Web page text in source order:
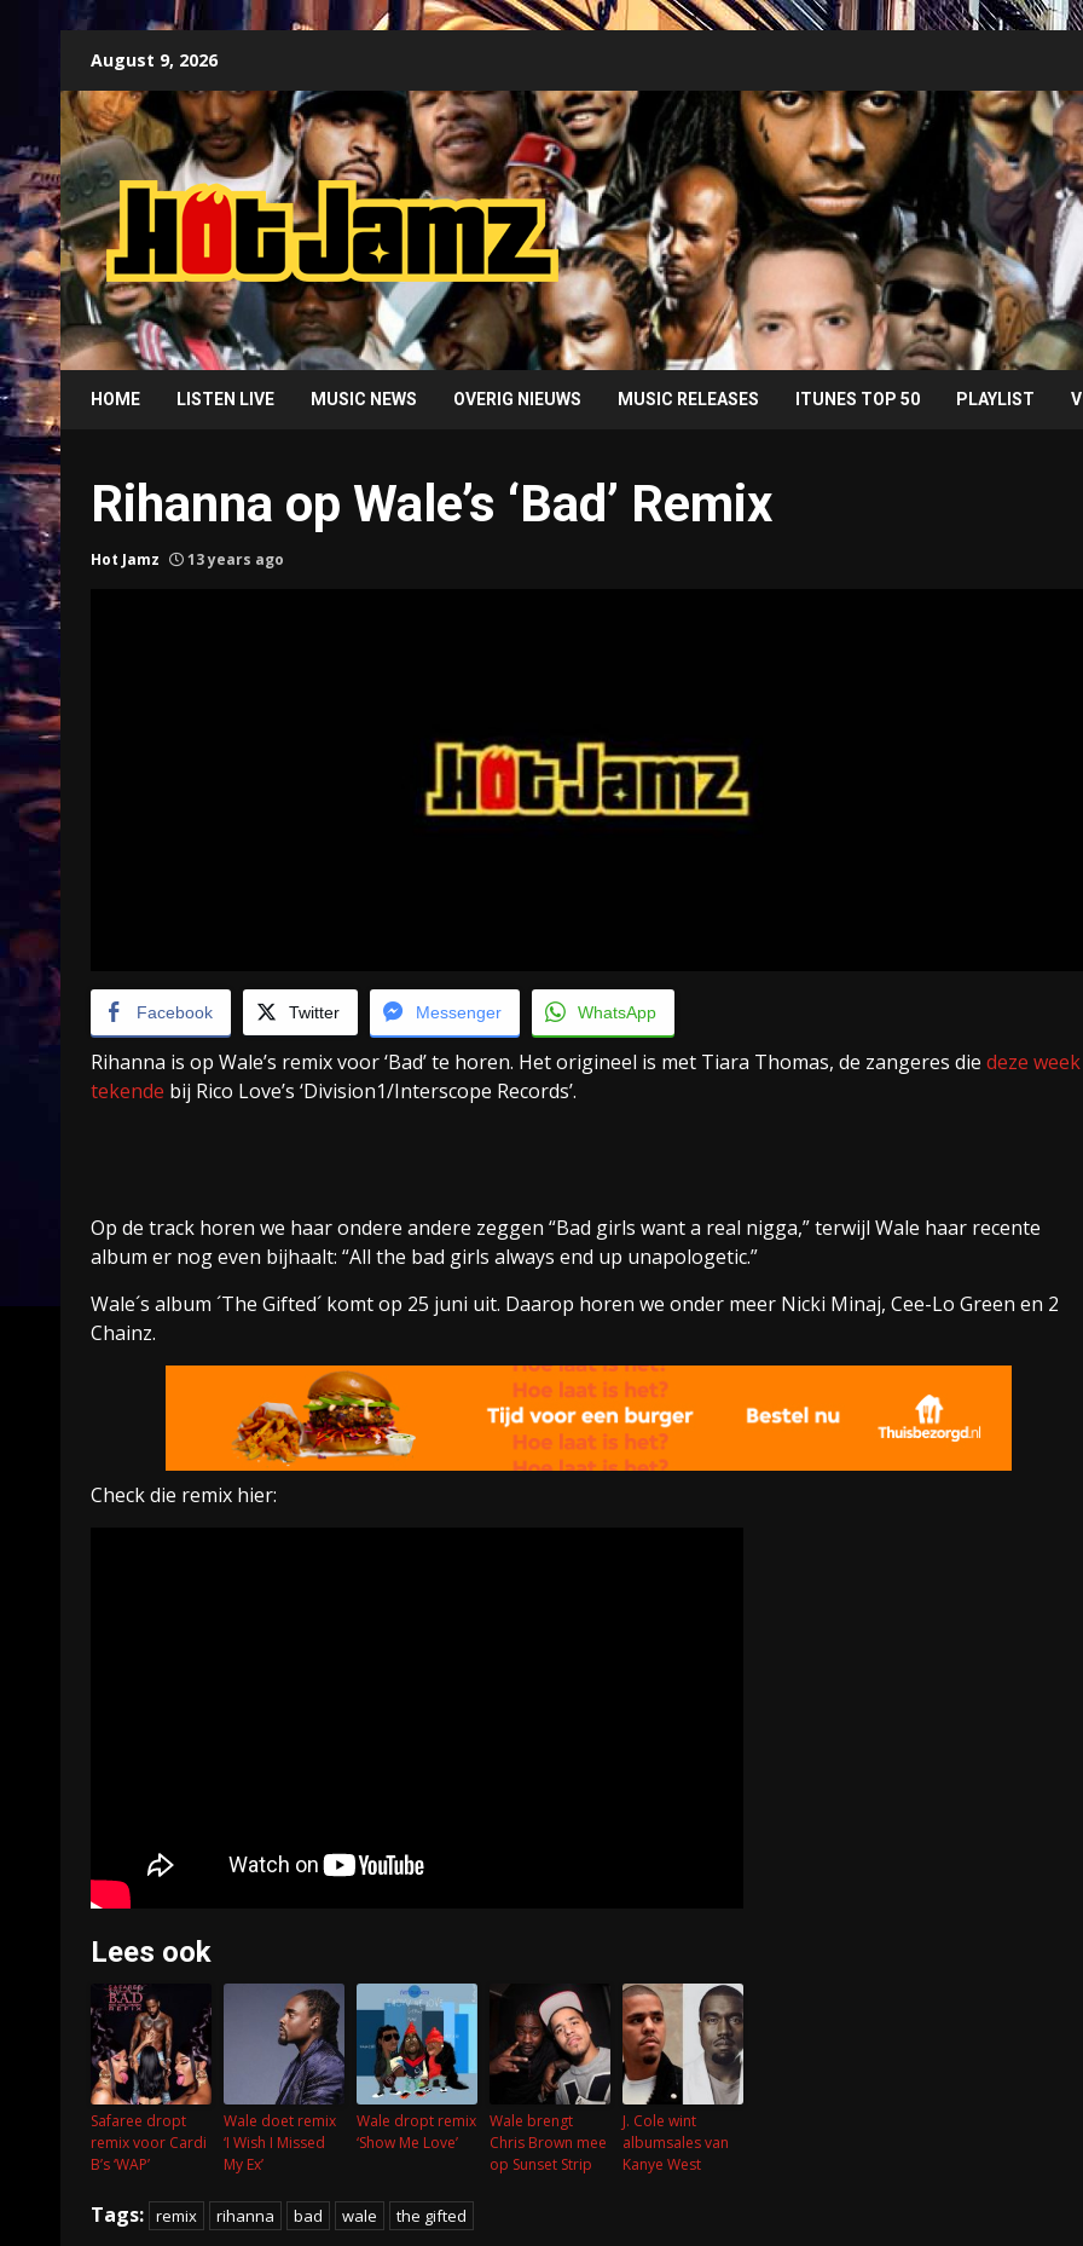
content
August 9, 2026
HOME LISTEN LIVE MUSIC NEWS OVERIG NIEUWS MUSIC RELEASES ITUNES TOP 50 PLAYLIST
Rihanna op Wale’s ‘Bad’ Remix
Hot Jamz 13 years ago
Facebook Twitter Messenger WhatsApp
Rihanna is op Wale’s remix voor ‘Bad’ te horen. Het origineel is met Tiara Thomas, de zangeres die deze week
tekende bij Rico Love’s ‘Division1/Interscope Records’.
Op de track horen we haar ondere andere zeggen “Bad girls want a real nigga,” terwijl Wale haar recente
album er nog even bijhaalt: “All the bad girls always end up unapologetic.”
Wale´s album ´The Gifted´ komt op 25 juni uit. Daarop horen we onder meer Nicki Minaj, Cee-Lo Green en 2
Chainz.
Check die remix hier:
Lees ook
Safaree dropt
remix voor Cardi
B’s ‘WAP’
Wale doet remix
‘I Wish I Missed
My Ex’
Wale dropt remix
‘Show Me Love’
Wale brengt
Chris Brown mee
op Sunset Strip
J. Cole wint
albumsales van
Kanye West
Tags: remix rihanna bad wale the gifted
1 month ago